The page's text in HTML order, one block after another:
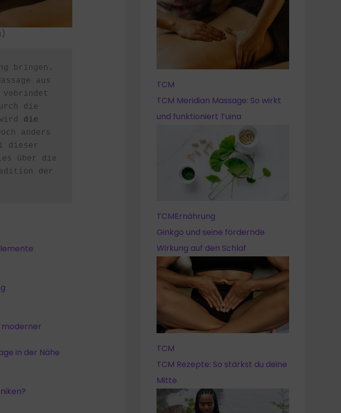
bringen.
aus
die
die
anders
dieser
über die
der
moderner
in der Nähe
TCM
TCM Meridian Massage: So wirkt
und funktioniert Tuina
TCMErnährung
Ginkgo und seine fördernde
Wirkung auf den Schlaf
TCM
TCM Rezepte: So stärkst du deine
Mitte